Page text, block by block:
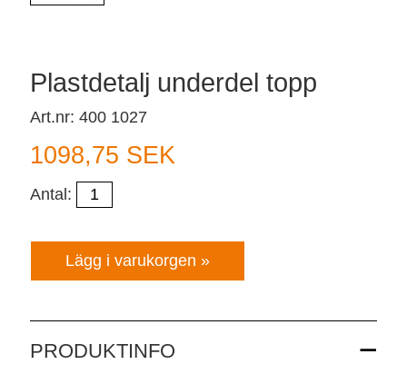
Plastdetalj underdel topp
Art.nr: 400 1027
1098,75 SEK
Antal:
PRODUKTINFO